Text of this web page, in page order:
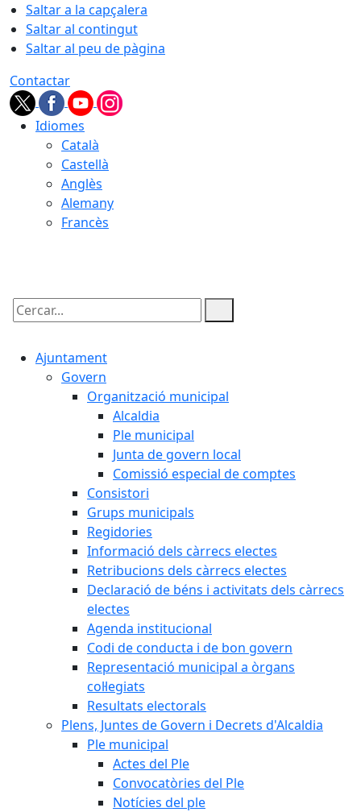
Saltar a la capçalera
Saltar al contingut
Saltar al peu de pàgina
Contactar
Idiomes
Català
Castellà
Anglès
Alemany
Francès
Cercar:
Ajuntament
Govern
Organització municipal
Alcaldia
Ple municipal
Junta de govern local
Comissió especial de comptes
Consistori
Grups municipals
Regidories
Informació dels càrrecs electes
Retribucions dels càrrecs electes
Declaració de béns i activitats dels càrrecs
electes
Agenda institucional
Codi de conducta i de bon govern
Representació municipal a òrgans
col·legiats
Resultats electorals
Plens, Juntes de Govern i Decrets d'Alcaldia
Ple municipal
Actes del Ple
Convocatòries del Ple
Notícies del ple